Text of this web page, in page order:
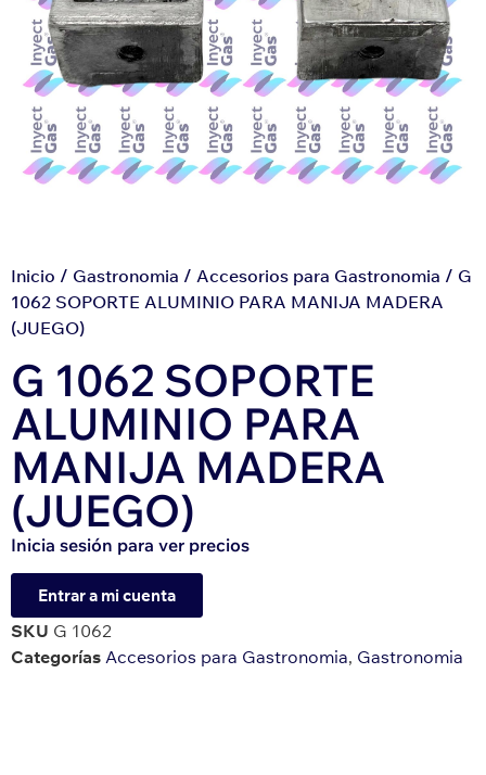
Inicio / Gastronomia / Accesorios para Gastronomia / G
1062 SOPORTE ALUMINIO PARA MANIJA MADERA
(JUEGO)
G 1062 SOPORTE
ALUMINIO PARA
MANIJA MADERA
(JUEGO)
Inicia sesión para ver precios
Entrar a mi cuenta
SKU G 1062
Categorías Accesorios para Gastronomia, Gastronomia